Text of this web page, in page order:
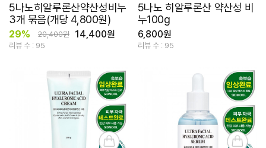
5나노히알루론산약산성비누
3개 묶음(개당 4,800원)
29% 20,400원 14,400원
리뷰 수 : 95
5나노 히알루론산 약산성 비
누100g
6,800원
리뷰 수 : 95